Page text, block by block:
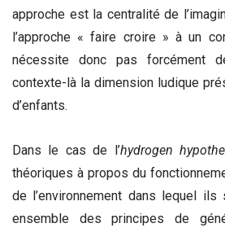
approche est la centralité de
l’approche « faire croire » à un
nécessite donc pas forcément
contexte-là la dimension ludique
d’enfants.
Dans le cas de l’hydrogen
théoriques à propos du
de l’environnement dans lequel
ensemble des principes de